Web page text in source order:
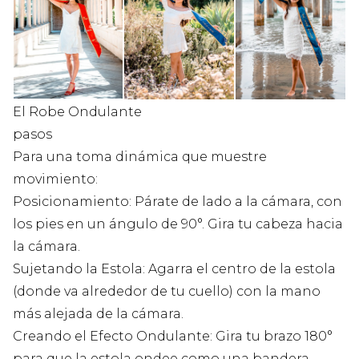
El Robe Ondulante
pasos
Para una toma dinámica que muestre
movimiento:
Posicionamiento: Párate de lado a la cámara, con
los pies en un ángulo de 90°. Gira tu cabeza hacia
la cámara.
Sujetando la Estola: Agarra el centro de la estola
(donde va alrededor de tu cuello) con la mano
más alejada de la cámara.
Creando el Efecto Ondulante: Gira tu brazo 180°